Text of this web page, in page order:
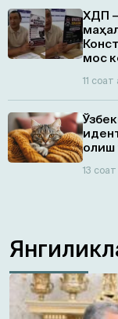
ХДП
мос
11 соат
олиш
13 соат